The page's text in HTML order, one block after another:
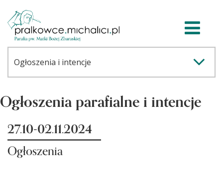
Ogłoszenia parafialne i intencje
27.10-02.11.2024
Ogłoszenia